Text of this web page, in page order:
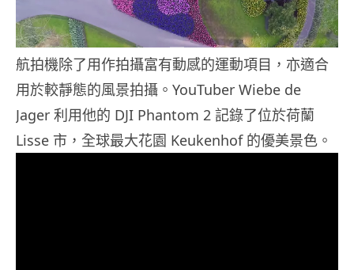
航拍機除了用作拍攝富有動感的運動項目，亦適合
用於較靜態的風景拍攝。YouTuber Wiebe de
Jager 利用他的 DJI Phantom 2 記錄了位於荷蘭
Lisse 市，全球最大花園 Keukenhof 的優美景色。